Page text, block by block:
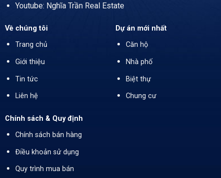
Youtube: Nghĩa Trần Real Estate
Về chúng tôi
Trang chủ
Giới thiệu
Tin tức
Liên hệ
Dự án mới nhất
Căn hộ
Nhà phố
Biệt thự
Chung cư
Chính sách & Quy định
Chính sách bán hàng
Điều khoản sử dụng
Quy trình mua bán